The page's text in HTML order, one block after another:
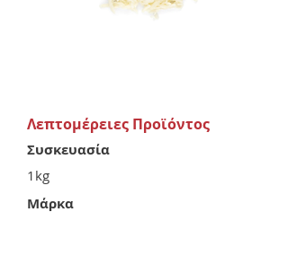
Λεπτομέρειες Προϊόντος
Συσκευασία
1kg
Μάρκα